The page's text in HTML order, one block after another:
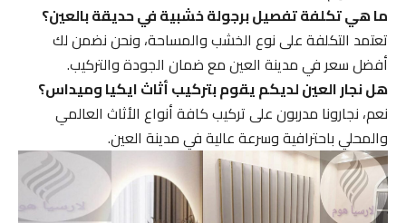
ما هي تكلفة تفصيل برجولة خشبية في حديقة بالعين؟
تعتمد التكلفة على نوع الخشب والمساحة، ونحن نضمن لك
أفضل سعر في مدينة العين مع ضمان الجودة والتركيب.
هل نجار العين لديكم يقوم بتركيب أثاث ايكيا وميداس؟
نعم، نجارونا مدربون على تركيب كافة أنواع الأثاث العالمي
والمحلي باحترافية وسرعة عالية في مدينة العين.